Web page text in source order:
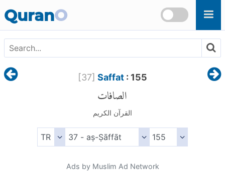
QuranO
[37] Saffat: 155
الصافات
القرآن الكريم
Ads by Muslim Ad Network